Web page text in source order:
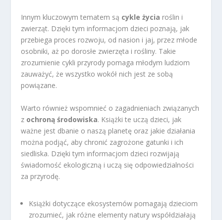
Innym kluczowym tematem są cykle życia roślin i
zwierząt. Dzięki tym informacjom dzieci poznają, jak
przebiega proces rozwoju, od nasion i jaj, przez młode
osobniki, aż po dorosłe zwierzęta i rośliny. Takie
zrozumienie cykli przyrody pomaga młodym ludziom
zauważyć, że wszystko wokół nich jest ze sobą
powiązane.
Warto również wspomnieć o zagadnieniach związanych
z ochroną środowiska. Książki te uczą dzieci, jak
ważne jest dbanie o naszą planetę oraz jakie działania
można podjąć, aby chronić zagrożone gatunki i ich
siedliska. Dzięki tym informacjom dzieci rozwijają
świadomość ekologiczną i uczą się odpowiedzialności
za przyrodę.
Książki dotyczące ekosystemów pomagają dzieciom
zrozumieć, jak różne elementy natury współdziałają